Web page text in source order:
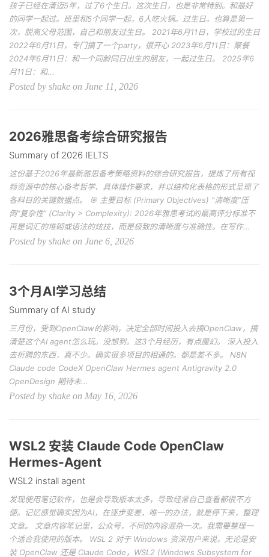
孩子已经在清迈5年，过了6个生日。这次生日，也是非常特别。和最好
的同学一起过。班里和5个同学一起，6人吃火锅。过生日。也算是第一
次，脱离父母范围，自己和朋友过生日。 2021年6月11日，学校过的生日
2022年6月11日，专门搞了一个party，很开心 2023年6月11日：聚餐
2024年6月11日：和一个同龄同日出生的朋友，一起过生日。 2025年6
月11日：和...
Posted by shake on June 11, 2026
2026雅思备考综合研究报告
Summary of 2026 IELTS
这份基于2026年最新雅思备考策略资料的综合研究报告，提炼了所有视
频资源中的核心备考哲学、具体操作要求，并以结构化表格的形式呈现了
各科目的关键数据点。 🎯 主要目标 (Primary Objectives) “清晰度”压
倒“复杂性” (Clarity > Complexity): 2026年雅思考试的最高评分标准不
再是词汇的堆砌或语法的炫技，而是极致的清晰度与准确性。在写作...
Posted by shake on June 6, 2026
3个月AI学习总结
Summary of AI study
三月份，受到OpenClaw的影响，决定全部时间投入去搞OpenClaw，搞
清楚这个AI agent怎么玩。没想到。这3个月经历，有点魔幻。 深入投入
去折腾的东西，真不少。确实很多项目的相通的。都是差不多。 N8N
Claude code CodeX OpenClaw Hermes agent Antigravity 2.0
OpenDesign 期待未...
Posted by shake on May 16, 2026
WSL2 安装 Claude Code OpenClaw
Hermes-Agent
WSL2 install agent
发现使用笔记软件，也是会导致版本太多，导致经常自己查看都很不方
便。记忆感觉确实因为AI，在逐步变差，唯一的办法，就是停下来，整理
文章。 文章内容笔记里，公众号，不同的内容混杂一次。我需要整理一
个适合我使用的版本。 WSL 2 对于 Windows 资深用户来说，无论是安
装 OpenClaw 还是 Claude Code，WSL2 (Windows Subsystem for